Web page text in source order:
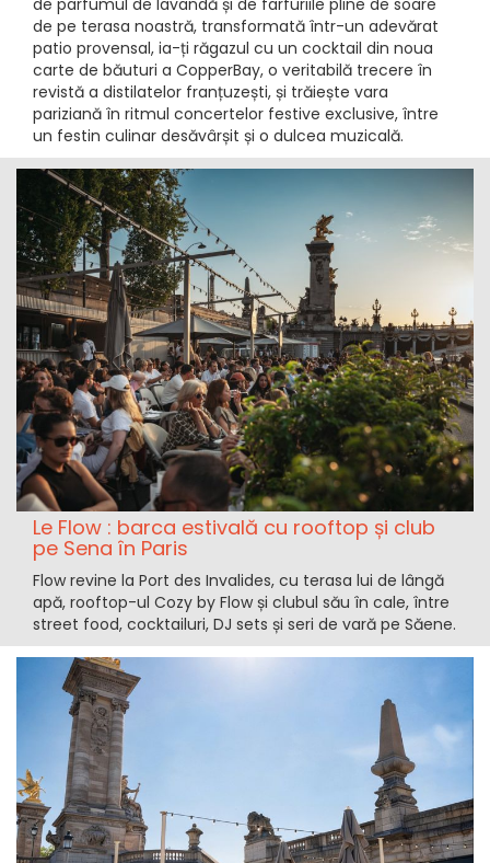
de pe terasa noastră, transformată într-un adevărat
patio provensal, ia-ți răgazul cu un cocktail din noua
carte de băuturi a CopperBay, o veritabilă trecere în
revistă a distilatelor franțuzești, și trăiește vara
pariziană în ritmul concertelor festive exclusive, între
un festin culinar desăvârșit și o dulcea muzicală.
Le Flow : barca estivală cu rooftop și club
pe Sena în Paris
Flow revine la Port des Invalides, cu terasa lui de lângă
apă, rooftop-ul Cozy by Flow și clubul său în cale, între
street food, cocktailuri, DJ sets și seri de vară pe Săene.